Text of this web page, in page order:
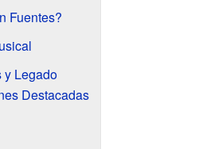
Fuentes?
y Legado
Destacadas